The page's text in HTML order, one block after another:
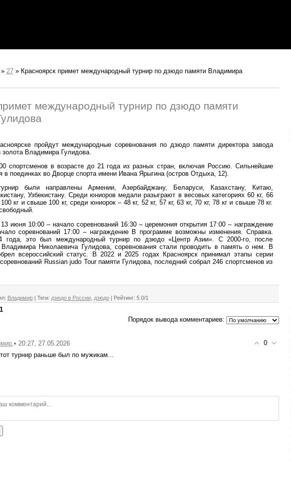
» 27 » Красноярск примет международный турнир по дзюдо памяти Владимира
международный турнир по дзюдо памяти
пройдут международные соревнования по дзюдо памяти директора завода
Владимира Гулидова.
спортсменов в возрасте до 21 года из разных стран, включая Россию. Сильнейшие
в поединках во Дворце спорта имени Ивана Ярыгина (остров Отдыха, 12).
были направлены Армении, Азербайджану, Беларуси, Казахстану, Китаю,
Узбекистану. Среди юниоров медали разыграют в весовых категориях 60 кг, 66
100 кг и свыше 100 кг, среди юниорок – 48 кг, 52 кг, 57 кг, 63 кг, 70 кг, 78 кг и свыше 78 кг.
июня 10:00 – начало соревнований 16:30 – церемония открытия 17:00 – награждение
соревнований 17:00 – награждение В программе возможны изменения. Справка.
года, это был международный турнир по дзюдо «Центр Азии». С 2000-го, после
Владимира Николаевича Гулидова, соревнования стали проводить в память о нем. В
всероссийский статус. В 2022 и 2025 годах Красноярск принимал этапы серии
Russian judo Tour памяти Гулидова, последний собрал 246 спортсменов из
: Владимир Теги: дзюдо в России, дзюдо Рейтинг: 5.0/1
1
Порядок вывода комментариев:
0
• 20:27, 27.05.2026
турнир раньше был по мужикам...